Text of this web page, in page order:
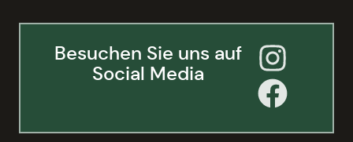
Besuchen Sie uns auf
Social Media